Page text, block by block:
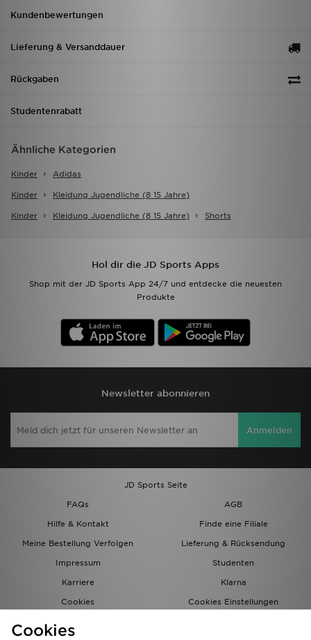
Kundenbewertungen
Lieferung & Versanddauer
Rückgaben
Studentenrabatt
Ähnliche Kategorien
Kinder Adidas
Kinder Kleidung Jugendliche (8 15 Jahre)
Kinder Kleidung Jugendliche (8 15 Jahre) Shorts
Hol dir die JD Sports Apps
Shop mit der JD Sports App 24/7 und entdecke die neuesten
Produkte
Newsletter abonnieren
Anmelden
JD Sports Seite
FAQs
AGB
Hilfe & Kontakt
Finde eine Filiale
Meine Bestellung Verfolgen
Lieferung & Rücksendung
Impressum
Studenten
Karriere
Klarna
Cookies
Cookies Einstellungen
Cookies